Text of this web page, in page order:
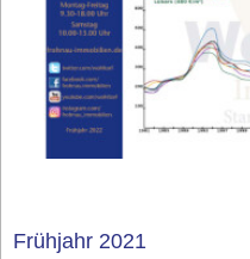
Frühjahr 2021